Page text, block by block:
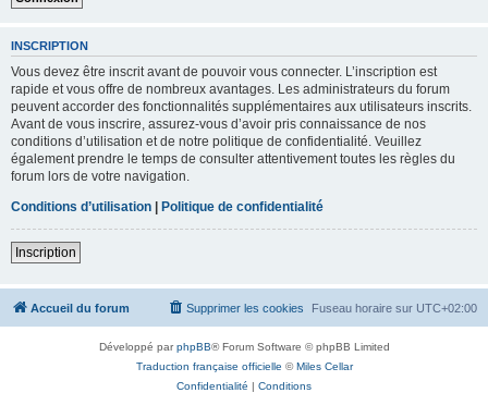
INSCRIPTION
Vous devez être inscrit avant de pouvoir vous connecter. L’inscription est
rapide et vous offre de nombreux avantages. Les administrateurs du forum
peuvent accorder des fonctionnalités supplémentaires aux utilisateurs inscrits.
Avant de vous inscrire, assurez-vous d’avoir pris connaissance de nos
conditions d’utilisation et de notre politique de confidentialité. Veuillez
également prendre le temps de consulter attentivement toutes les règles du
forum lors de votre navigation.
Conditions d’utilisation | Politique de confidentialité
Inscription
Accueil du forum Fuseau horaire sur UTC+02:00
Supprimer les cookies
Développé parphpBB® Forum Software © phpBB Limited
Traduction française officielle ©Miles Cellar
Confidentialité | Conditions